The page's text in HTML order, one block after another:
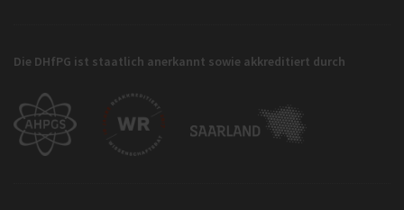
Die DHfPG ist staatlich anerkannt sowie akkreditiert durch